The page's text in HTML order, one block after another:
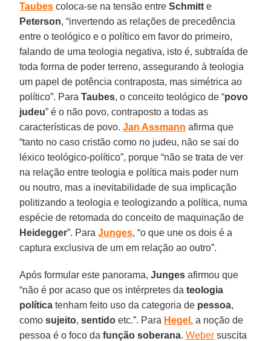
Taubes coloca-se na tensão entreSchmitt e
Peterson, “invertendo as relações de precedência
entre o teológico e o político em favor do primeiro,
falando de uma teologia negativa, isto é, subtraída de
toda forma de poder terreno, assegurando à teologia
um papel de potência contraposta, mas simétrica ao
político”. ParaTaubes, o conceito teológico de “povo
judeu” é o não povo, contraposto a todas as
características de povo.Jan Assmann afirma que
“tanto no caso cristão como no judeu, não se sai do
léxico teológico-político”, porque “não se trata de ver
na relação entre teologia e política mais poder num
ou noutro, mas a inevitabilidade de sua implicação
politizando a teologia e teologizando a política, numa
espécie de retomada do conceito de maquinação de
Heidegger”. ParaJunges, “o que une os dois é a
captura exclusiva de um em relação ao outro”.
Após formular este panorama,Junges afirmou que
“não é por acaso que os intérpretes dateologia
política tenham feito uso da categoria de pessoa,
comosujeito,sentido etc.”. Para Hegel , a noção de
pessoa é o foco dafunção soberana.Weber suscita